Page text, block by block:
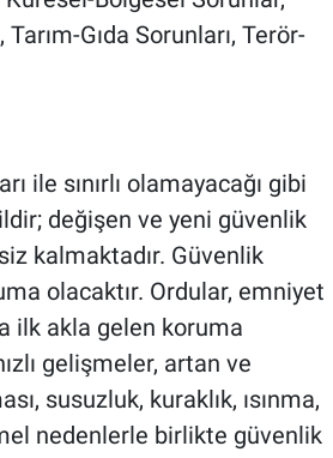
Gıda Sorunları, Terör-
ile sınırlı olamayacağı gibi
değişen ve yeni güvenlik
kalmaktadır. Güvenlik
olacaktır. Ordular, emniyet
ilk akla gelen koruma
gelişmeler, artan ve
susuzluk, kuraklık, ısınma,
nedenlerle birlikte güvenlik